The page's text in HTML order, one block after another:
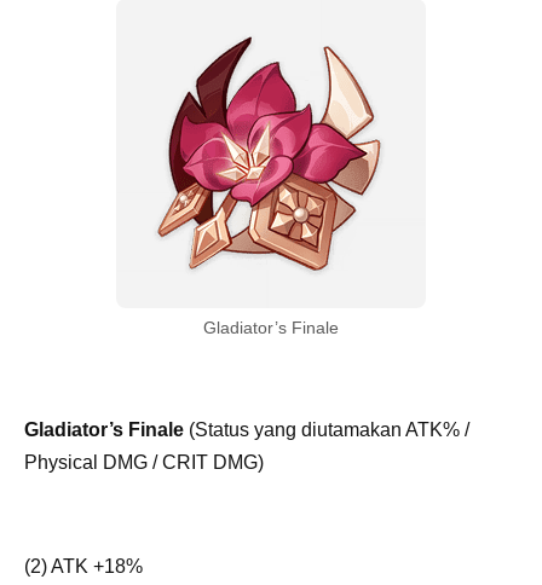
Gladiator’s Finale
Gladiator’s Finale (Status yang diutamakan ATK% /
Physical DMG / CRIT DMG)
(2) ATK +18%